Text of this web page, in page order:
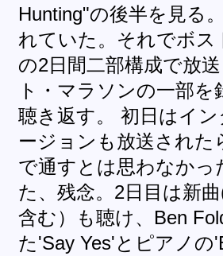
Hunting"の後半を見る
れていた。それでボ
の2日間二部構成で放
ト・マラソンの一部
聴き返す。 初日はイ
ージョンも放送され
で通すとは思わなか
た、残念。2日目は新
含む）も聴け、Ben
た'Say Yes'とピアノの